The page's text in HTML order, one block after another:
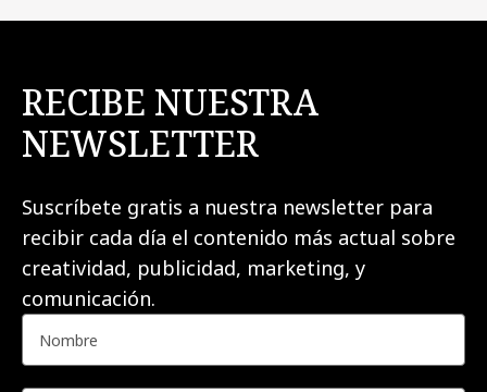
RECIBE NUESTRA
NEWSLETTER
Suscríbete gratis a nuestra newsletter para
recibir cada día el contenido más actual sobre
creatividad, publicidad, marketing, y
comunicación.